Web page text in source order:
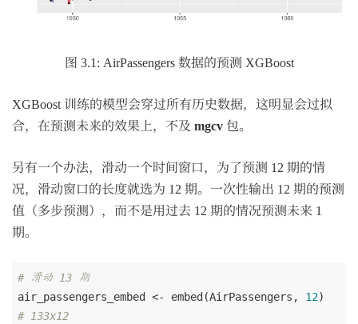
图 3.1: AirPassengers 数据的预测 XGBoost
XGBoost 训练的模型会穿过所有历史数据，这明显会过拟
合，在预测未来的效果上，不及 mgcv 包。
另有一个办法，滑动一个时间窗口，为了预测 12 期的情
况，滑动窗口的长度就选为 12 期。一次性输出 12 期的预测
值（多步预测），而不是用过去 12 期的情况预测未来 1
期。
# 滑动 13 期
air_passengers_embed <- embed(AirPassengers, 12
# 133x12